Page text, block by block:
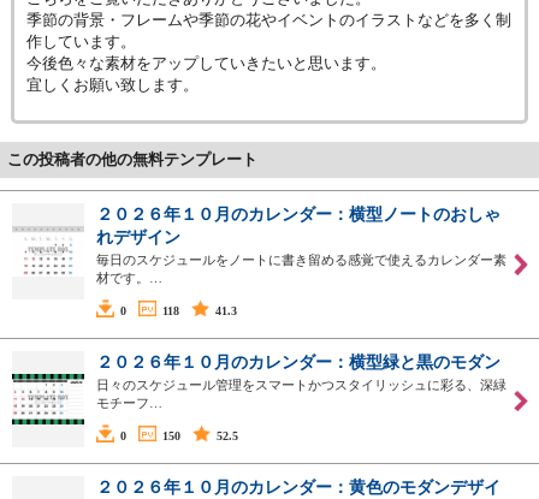
季節の背景・フレームや季節の花やイベントのイラストなどを多く制
作しています。
今後色々な素材をアップしていきたいと思います。
宜しくお願い致します。
この投稿者の他の無料テンプレート
２０２６年１０月のカレンダー：横型ノートのおしゃ
れデザイン
毎日のスケジュールをノートに書き留める感覚で使えるカレンダー素
材です。…
0 118 41.3
２０２６年１０月のカレンダー：横型緑と黒のモダン
日々のスケジュール管理をスマートかつスタイリッシュに彩る、深緑
モチーフ…
0 150 52.5
２０２６年１０月のカレンダー：黄色のモダンデザイ